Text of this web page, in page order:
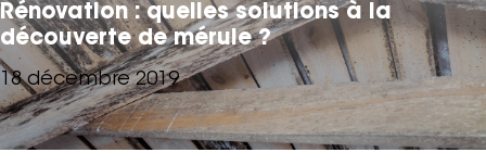
Thermographie
Traitement des mérules
Aérogommage
Nos agences
Rénovation : quelles solutions à la
découverte de mérule ?
18 décembre 2019